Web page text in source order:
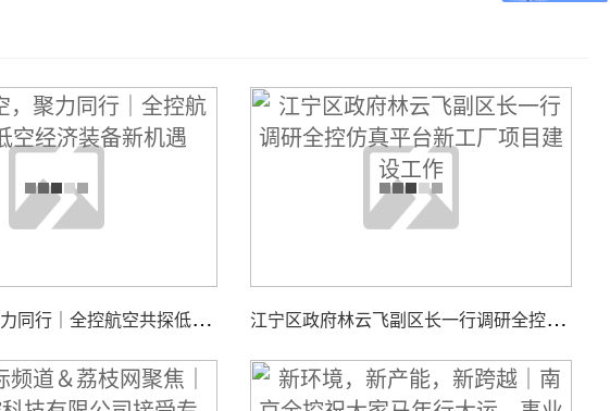
智
汇低空，聚力同行｜全控航空共探低空经济装备新机遇 江
宁区政府林云飞副区长一行调研全控仿真平台新工厂项目建设工作